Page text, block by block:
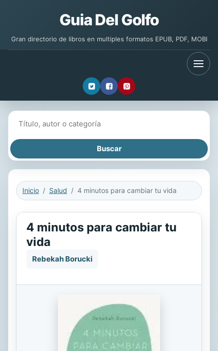
Guia Del Golfo
Gran directorio de libros en multiples formatos EPUB, PDF, MOBI
Inicio Salud 4 minutos para cambiar tu vida
4 minutos para cambiar tu
vida
Rebekah Borucki